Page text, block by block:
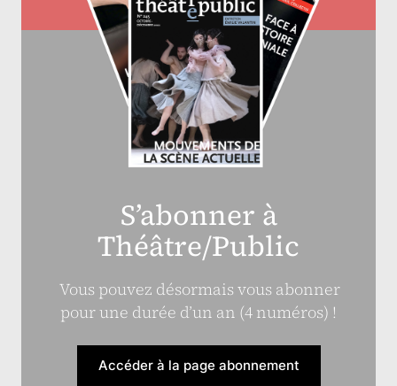
S’abonner à
Théâtre/Public
Vous pouvez désormais vous abonner
pour une durée d’un an (4 numéros) !
Accéder à la page abonnement